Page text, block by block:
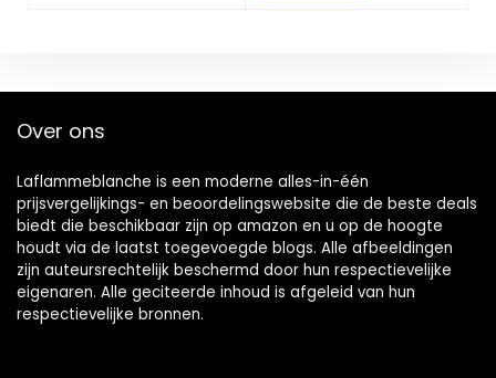
Over ons
Laflammeblanche is een moderne alles-in-één
prijsvergelijkings- en beoordelingswebsite die de beste deals
biedt die beschikbaar zijn op amazon en u op de hoogte
houdt via de laatst toegevoegde blogs. Alle afbeeldingen
zijn auteursrechtelijk beschermd door hun respectievelijke
eigenaren. Alle geciteerde inhoud is afgeleid van hun
respectievelijke bronnen.